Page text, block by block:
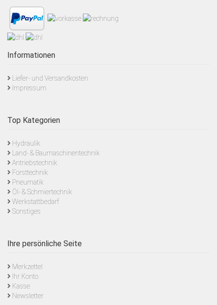
Informationen
Liefer- und Versandkosten
Impressum
Top Kategorien
Hydraulik
Land- & Baumaschinentechnik
Antriebstechnik
Forsttechnik
Pneumatik
Öl- & Schmiertechnik
Werkstattbedarf
Sonstiges
Ihre persönliche Seite
Merkzettel
Ihr Konto
Kasse
Newsletter